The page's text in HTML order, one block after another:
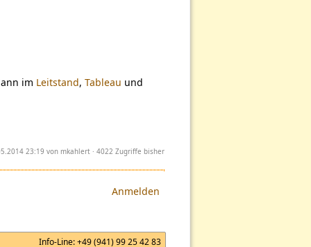
im Leitstand, Tableau und
23:19 von mkahlert · 4022 Zugriffe bisher
Anmelden
Info-Line:+49 (941) 99 25 42 83